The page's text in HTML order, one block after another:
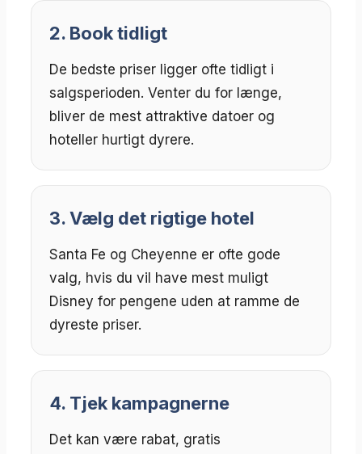
2. Book tidligt
De bedste priser ligger ofte tidligt i
salgsperioden. Venter du for længe,
bliver de mest attraktive datoer og
hoteller hurtigt dyrere.
3. Vælg det rigtige hotel
Santa Fe og Cheyenne er ofte gode
valg, hvis du vil have mest muligt
Disney for pengene uden at ramme de
dyreste priser.
4. Tjek kampagnerne
Det kan være rabat, gratis